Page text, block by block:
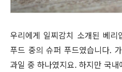
우리에게 일찌감치 소개된 베
푸드 중의 슈퍼 푸드였습니다.
과일 중 하나였지요. 하지만 국